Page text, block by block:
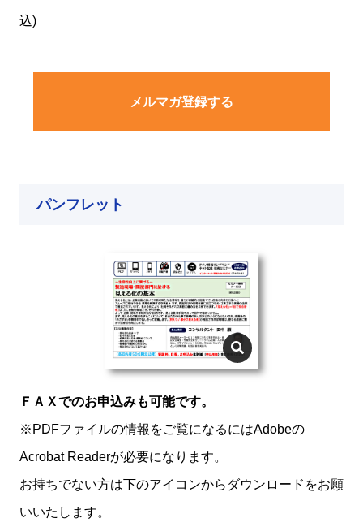
込)
メルマガ登録する
パンフレット
ＦＡＸでのお申込みも可能です。
※PDFファイルの情報をご覧になるにはAdobeの
Acrobat Readerが必要になります。
お持ちでない方は下のアイコンからダウンロードをお願
いいたします。